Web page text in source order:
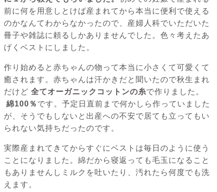
前に何を用意しとけば産まれてから本当に便利で使える
のかなんてわからなかったので、産婦人科でいただいた
冊子や雑誌に頼るしかありませんでした。色々考えたあ
げくベストにしました。
作り始めると赤ちゃんの物って本当に小さくて可愛くて
癒されます。赤ちゃんは汗かきだと聞いたので秋生まれ
だけど 全てオーガニックコットンの糸で作りました。
綿100％ です。予定日直前まで何かしら作っていました
が、そうでもしないと出産への不安で居ても立ってもい
られない気持ちだったのです。
実際産まれてきてからすぐにベストは毎日のように使う
ことになりました。綿だから寝返っても毛玉になること
もありませんしミルクを吐いたり、汚れたら何度でも洗
えます。